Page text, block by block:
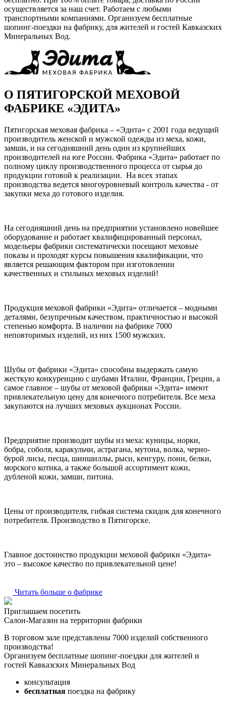
осуществляется за наш счет. Работаем с любыми
транспортными компаниями. Организуем бесплатные
шопинг-поездки на фабрику, для жителей и гостей Кавказских
Минеральных Вод.
О ПЯТИГОРСКОЙ МЕХОВОЙ
ФАБРИКЕ «ЭДИТА»
Пятигорская меховая фабрика – «Эдита» с 2001 года ведущий
производитель женской и мужской одежды из меха, кожи,
замши, и на сегодняшний день один из крупнейших
производителей на юге России. Фабрика «Эдита» работает по
полному циклу производственного процесса от сырья до
продукции готовой к реализации. На всех этапах
производства ведется многоуровневый контроль качества - от
закупки меха до готового изделия.
На сегодняшний день на предприятии установлено новейшее
оборудование и работает квалифицированный персонал,
модельеры фабрики систематически посещают меховые
показы и проходят курсы повышения квалификации, что
является решающим фактором при изготовлении
качественных и стильных меховых изделий!
Продукция меховой фабрики «Эдита» отличается – модными
деталями, безупречным качеством, практичностью и высокой
степенью комфорта. В наличии на фабрике 7000
неповторимых изделий, из них 1500 мужских.
Шубы от фабрики «Эдита» способны выдержать самую
жесткую конкуренцию с шубами Италии, Франции, Греции, а
самое главное – шубы от меховой фабрики «Эдита» имеют
привлекательную цену для конечного потребителя. Все меха
закупаются на лучших меховых аукционах России.
Предприятие производит шубы из меха: куницы, норки,
бобра, соболя, каракульчи, астрагана, мутона, волка, черно-
бурой лисы, песца, шиншиллы, рыси, кенгуру, пони, белки,
морского котика, а также большой ассортимент кожи,
дубленой кожи, замши, питона.
Цены от производителя, гибкая система скидок для конечного
потребителя. Производство в Пятигорске.
Главное достоинство продукции меховой фабрики «Эдита»
это – высокое качество по привлекательной цене!
Читать больше о фабрике
Приглашаем посетить
Салон-Магазин на территории фабрики
В торговом зале представлены 7000 изделий собственного
производства!
Организуем бесплатные шопинг-поездки для жителей и
гостей Кавказских Минеральных Вод
консультация
бесплатная поездка на фабрику